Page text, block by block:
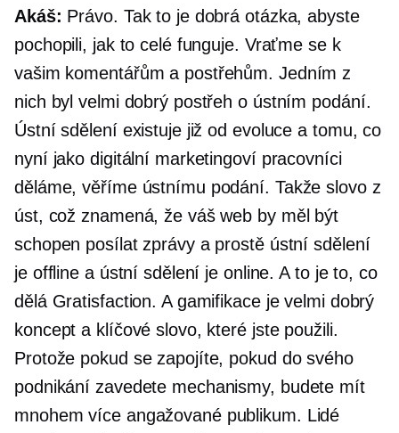
Akáš: Právo. Tak to je dobrá otázka, abyste
pochopili, jak to celé funguje. Vraťme se k
vašim komentářům a postřehům. Jedním z
nich byl velmi dobrý postřeh o ústním podání.
Ústní sdělení existuje již od evoluce a tomu, co
nyní jako digitální marketingoví pracovníci
děláme, věříme ústnímu podání. Takže slovo z
úst, což znamená, že váš web by měl být
schopen posílat zprávy a prostě ústní sdělení
je offline a ústní sdělení je online. A to je to, co
dělá Gratisfaction. A gamifikace je velmi dobrý
koncept a klíčové slovo, které jste použili.
Protože pokud se zapojíte, pokud do svého
podnikání zavedete mechanismy, budete mít
mnohem více angažované publikum. Lidé